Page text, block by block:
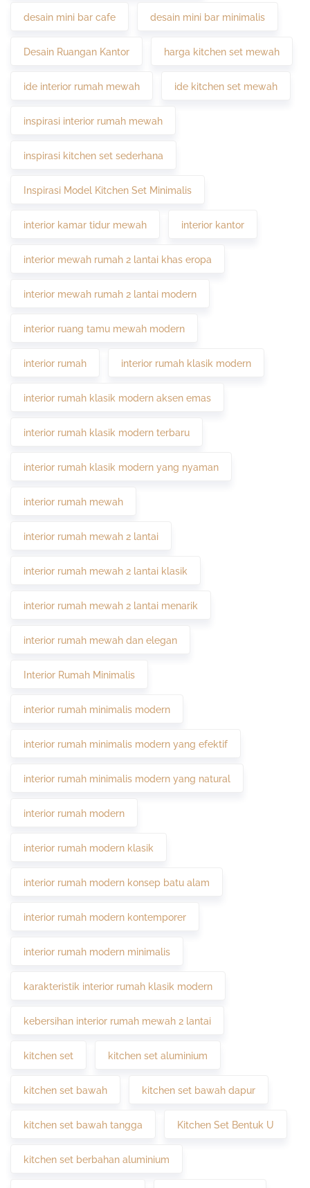
desain mini bar cafe desain mini bar minimalis
Desain Ruangan Kantor harga kitchen set mewah
ide interior rumah mewah ide kitchen set mewah
inspirasi interior rumah mewah
inspirasi kitchen set sederhana
Inspirasi Model Kitchen Set Minimalis
interior kamar tidur mewah interior kantor
interior mewah rumah 2 lantai khas eropa
interior mewah rumah 2 lantai modern
interior ruang tamu mewah modern
interior rumah interior rumah klasik modern
interior rumah klasik modern aksen emas
interior rumah klasik modern terbaru
interior rumah klasik modern yang nyaman
interior rumah mewah
interior rumah mewah 2 lantai
interior rumah mewah 2 lantai klasik
interior rumah mewah 2 lantai menarik
interior rumah mewah dan elegan
Interior Rumah Minimalis
interior rumah minimalis modern
interior rumah minimalis modern yang efektif
interior rumah minimalis modern yang natural
interior rumah modern
interior rumah modern klasik
interior rumah modern konsep batu alam
interior rumah modern kontemporer
interior rumah modern minimalis
karakteristik interior rumah klasik modern
kebersihan interior rumah mewah 2 lantai
kitchen set kitchen set aluminium
kitchen set bawah kitchen set bawah dapur
kitchen set bawah tangga Kitchen Set Bentuk U
kitchen set berbahan aluminium